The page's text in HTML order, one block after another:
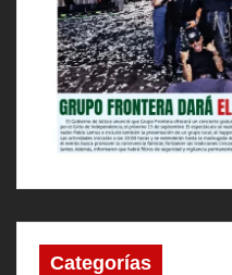
Categorías